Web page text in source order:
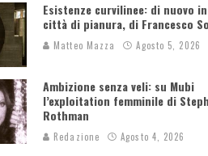
Esistenze curvilinee: di nuovo
città di pianura, di Francesco
Matteo Mazza Agosto 5, 2026
Ambizione senza veli: su Mubi
l’exploitation femminile di
Rothman
Redazione Agosto 4, 2026